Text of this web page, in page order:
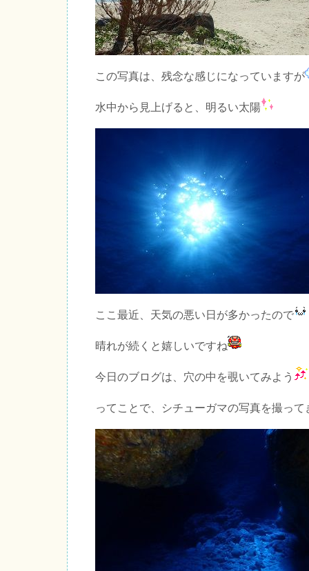
この写真は、残念な感じになっていますが
水中から見上げると、明るい太陽
ここ最近、天気の悪い日が多かったので
晴れが続くと嬉しいですね
今日のブログは、穴の中を覗いてみよう
ってことで、シチューガマの写真を撮って